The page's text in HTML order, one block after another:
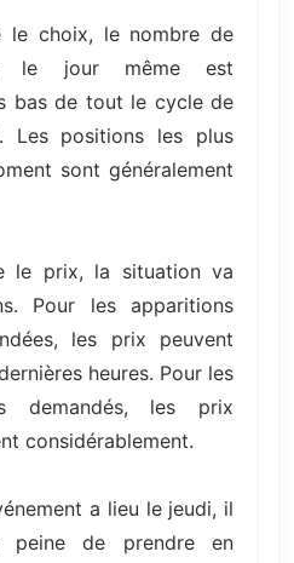
le choix, le nombre de
le jour même est
bas de tout le cycle de
Les positions les plus
sont généralement
le prix, la situation va
Pour les apparitions
les prix peuvent
heures. Pour les
demandés, les prix
considérablement.
a lieu le jeudi, il
peine de prendre en